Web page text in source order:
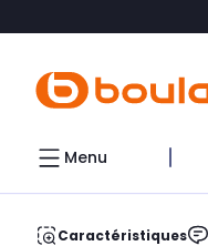
Menu
Caractéristiques